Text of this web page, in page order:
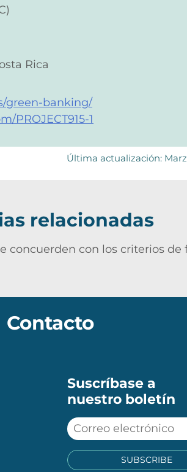
Rica
green-banking/
1
Última actualización:
relacionadas
concuerden con los criterios de
Contacto
Suscríbase a
nuestro boletín
SUBSCRIBE